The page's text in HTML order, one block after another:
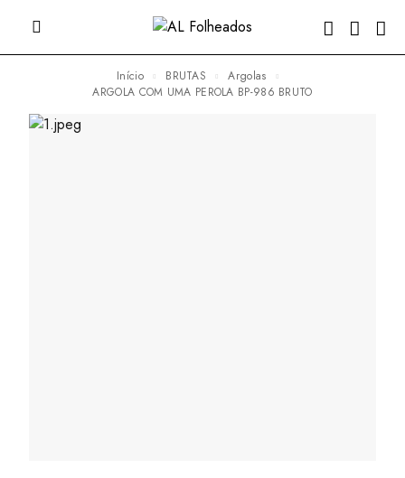
Início BRUTAS
Argolas
ARGOLA COM UMA PEROLA BP-986 BRUTO